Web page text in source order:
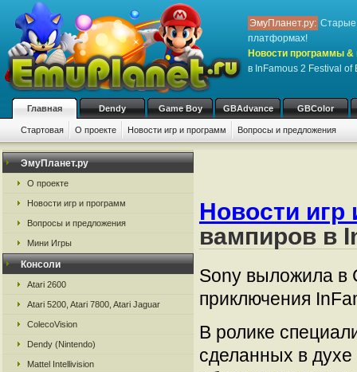
ЭмуПланет.ру: Старые
платформах!
Новости программы &
в InFamous 2 Festival of
Главная Dendy Game Boy GBAdvance GBColor
Стартовая О проекте Новости игр и программ Вопросы и предложения
ЭмуПланет.ру
О проекте
Новости игр и программ
Вопросы и предложения
Мини Игры
Консоли
Atari 2600
Atari 5200, Atari 7800, Atari Jaguar
ColecoVision
Dendy (Nintendo)
Mattel Intellivision
Новости игр
вампиров в
Sony выложила в
приключения
В ролике
сделанных в